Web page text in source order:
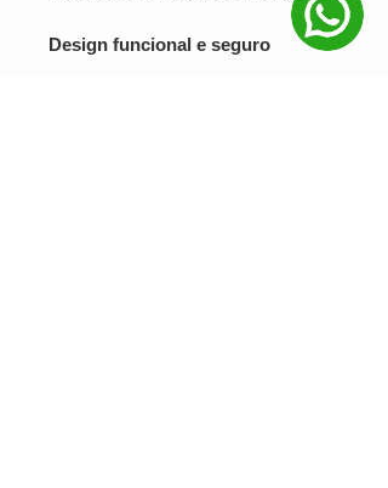
Design funcional e seguro